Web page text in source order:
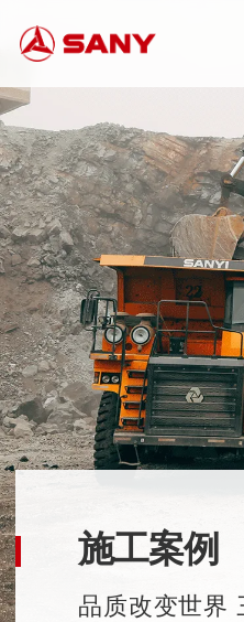
施工案例
品质改变世界